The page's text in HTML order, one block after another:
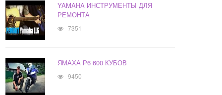
YAMAHA ИНСТРУМЕНТЫ ДЛЯ
РЕМОНТА
7351
ЯМАХА Р6 600 КУБОВ
9450